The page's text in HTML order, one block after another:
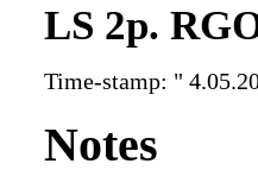
LS 2p.
Time-stamp: "
Notes